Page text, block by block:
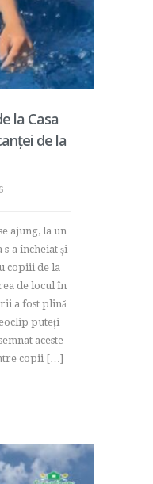
la Casa
de la
ajung, la un
a încheiat și
copiii de la
de locul în
a fost plină
puteți
aceste
copii […]